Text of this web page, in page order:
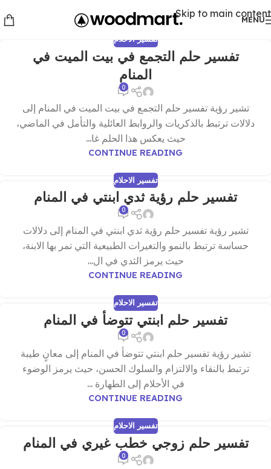
Skip to main content
MENU
تفسير الاحلام
تفسير حلم التجمع في بيت الميت في
المنام
0
تشير رؤية تفسير حلم التجمع في بيت الميت في المنام إلى
دلالات ترتبط بالذكريات والروابط العائلية والتأمل في الماضي،
حيث يعكس هذا الحلم غا...
CONTINUE READING
تفسير الاحلام
تفسير حلم رؤية ثدي ابنتي في المنام
0
تشير رؤية تفسير حلم رؤية ثدي ابنتي في المنام إلى دلالات
حساسة ترتبط بالنمو والتغيرات الطبيعية التي تمر بها الابنة،
حيث يرمز الثدي في ال...
CONTINUE READING
تفسير الاحلام
تفسير حلم ابنتي تتوضأ في المنام
0
تشير رؤية تفسير حلم ابنتي تتوضأ في المنام إلى معانٍ طيبة
ترتبط بالنقاء والالتزام والسلوك الحسن، حيث يرمز الوضوء
في الأحلام إلى الطهارة ...
CONTINUE READING
تفسير الاحلام
تفسير حلم زوجي خطب غيري في المنام
0